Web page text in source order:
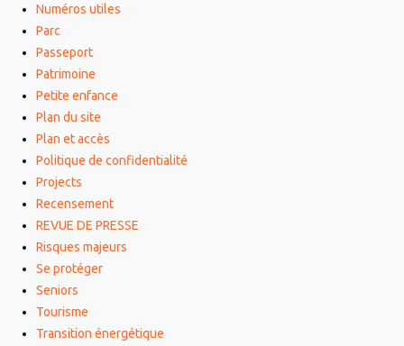
Numéros utiles
Parc
Passeport
Patrimoine
Petite enfance
Plan du site
Plan et accès
Politique de confidentialité
Projects
Recensement
REVUE DE PRESSE
Risques majeurs
Se protéger
Seniors
Tourisme
Transition énergétique